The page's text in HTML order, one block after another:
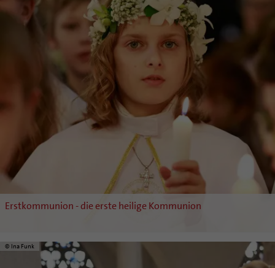
Erstkommunion - die erste heilige Kommunion
© Ina Funk